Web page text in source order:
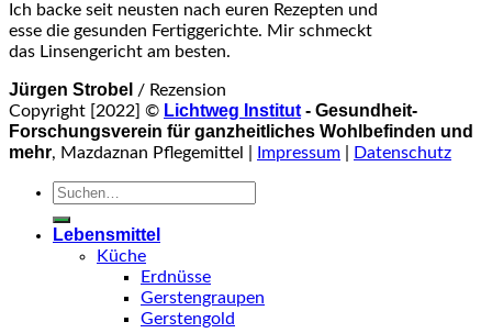
Ich backe seit neusten nach euren Rezepten und
esse die gesunden Fertiggerichte. Mir schmeckt
das Linsengericht am besten.
Jürgen Strobel / Rezension
Copyright [2022] © Lichtweg Institut - Gesundheit-
Forschungsverein für ganzheitliches Wohlbefinden und
mehr, Mazdaznan Pflegemittel | Impressum Datenschutz
Suche
Lebensmittel
Küche
Erdnüsse
Gerstengraupen
Gerstengold